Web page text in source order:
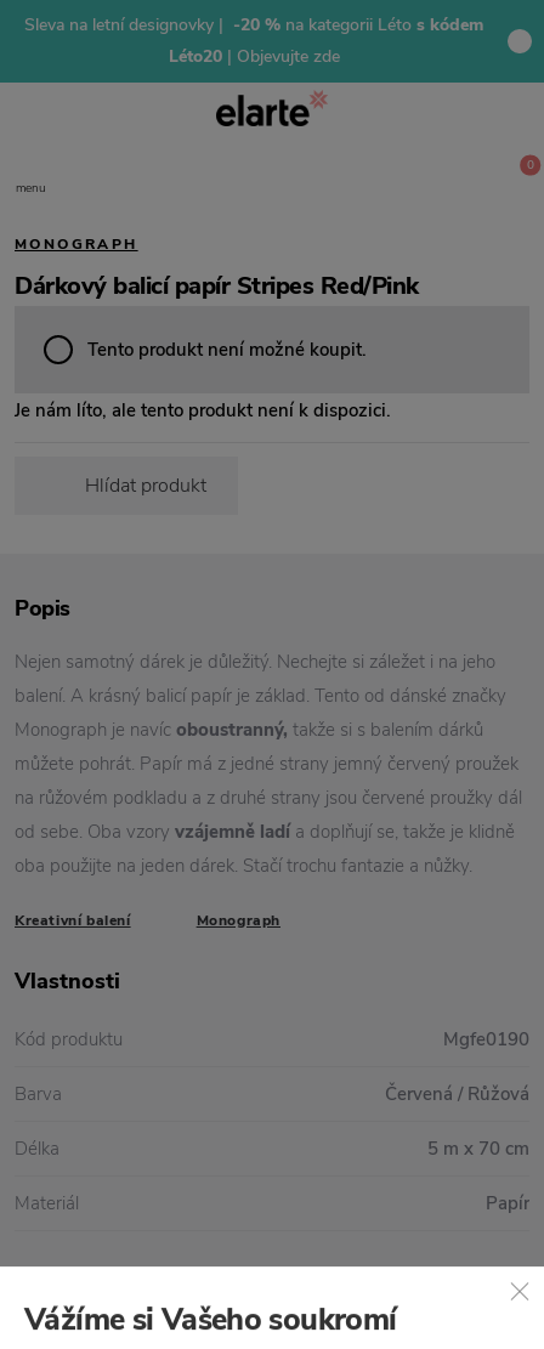
Sleva na letní designovky | -20 % na kategorii Léto s kódem
Léto20 | Objevujte zde
menu
0
MONOGRAPH
Dárkový balicí papír Stripes Red/Pink
Tento produkt není možné koupit.
Je nám líto, ale tento produkt není k dispozici.
Hlídat produkt
Vše skladem,odesíláme ihned
Popis
Nejen samotný dárek je důležitý. Nechejte si záležet i na jeho
balení. A krásný balicí papír je základ. Tento od dánské značky
Monograph je navíc oboustranný, takže si s balením dárků
můžete pohrát. Papír má z jedné strany jemný červený proužek
na růžovém podkladu a z druhé strany jsou červené proužky dál
od sebe. Oba vzory vzájemně ladí a doplňují se, takže je klidně
oba použijte na jeden dárek. Stačí trochu fantazie a nůžky.
Kreativní balení Monograph
Vlastnosti
Kód produktu Mgfe0190
Barva Červená / Růžová
Délka 5 m x 70 cm
Materiál Papír
Vážíme si Vašeho soukromí